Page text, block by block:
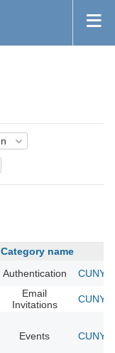
Category name
Authentication CUNY
Email
Invitations
CUNY
Events CUNY